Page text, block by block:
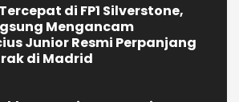
di FP1 Silverstone,
Mengancam
Junior Resmi Perpanjang
di Madrid